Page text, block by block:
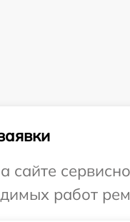
сайте
работ